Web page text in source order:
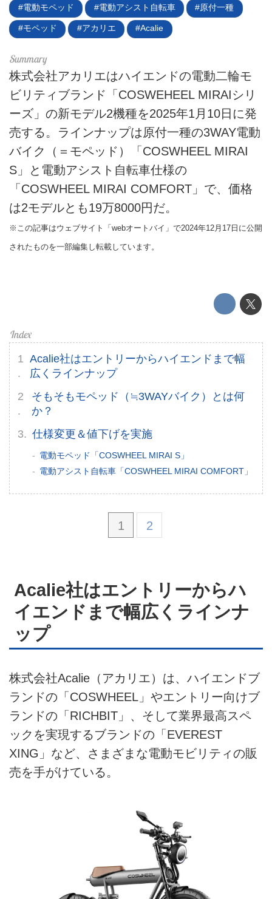
HOME
電動バイク
電動キックボード
ライフスタイル
テクノロジー
このメディアについて
お問い合せ
広告掲載について
電動モペッド 電動アシスト自転車 原付一種
モペッド アカリエ Acalie
株式会社アカリエはハイエンドの電動二輪モ
ビリティブランド「COSWEHEEL MIRAIシリ
ーズ」の新モデル2機種を2025年1月10日に発
売する。ラインナップは原付一種の3WAY電動
バイク（＝モペッド）「COSWHEEL MIRAI
S」と電動アシスト自転車仕様の
「COSWHEEL MIRAI COMFORT」で、価格
は2モデルとも19万8000円だ。
※この記事はウェブサイト「webオートバイ」で2024年12月17日に公開
されたものを一部編集し転載しています。
Acalie社はエントリーからハイエンドまで幅
広くラインナップ
そもそもモペッド（≒3WAYバイク）とは何
か？
仕様変更＆値下げを実施
電動モペッド「COSWHEEL MIRAI S」
電動アシスト自転車「COSWHEEL MIRAI COMFORT」
1 2
Acalie社はエントリーからハ
イエンドまで幅広くラインナ
ップ
株式会社Acalie（アカリエ）は、ハイエンドブ
ランドの「COSWHEEL」やエントリー向けブ
ランドの「RICHBIT」、そして業界最高スペ
ックを実現するブランドの「EVEREST
XING」など、さまざまな電動モビリティの販
売を手がけている。